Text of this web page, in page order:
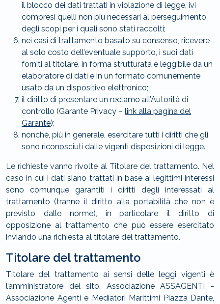
il blocco dei dati trattati in violazione di legge, ivi
compresi quelli non più necessari al perseguimento
degli scopi per i quali sono stati raccolti;
nei casi di trattamento basato su consenso, ricevere
al solo costo dell’eventuale supporto, i suoi dati
forniti al titolare, in forma strutturata e leggibile da un
elaboratore di dati e in un formato comunemente
usato da un dispositivo elettronico;
il diritto di presentare un reclamo all’Autorità di
controllo (Garante Privacy – link alla pagina del
Garante);
nonché, più in generale, esercitare tutti i diritti che gli
sono riconosciuti dalle vigenti disposizioni di legge.
Le richieste vanno rivolte al Titolare del trattamento. Nel
caso in cui i dati siano trattati in base ai legittimi interessi
sono comunque garantiti i diritti degli interessati al
trattamento (tranne il diritto alla portabilità che non è
previsto dalle norme), in particolare il diritto di
opposizione al trattamento che può essere esercitato
inviando una richiesta al titolare del trattamento.
Titolare del trattamento
Titolare del trattamento ai sensi delle leggi vigenti è
l’amministratore del sito, Associazione ASSAGENTI -
Associazione Agenti e Mediatori Marittimi Piazza Dante,